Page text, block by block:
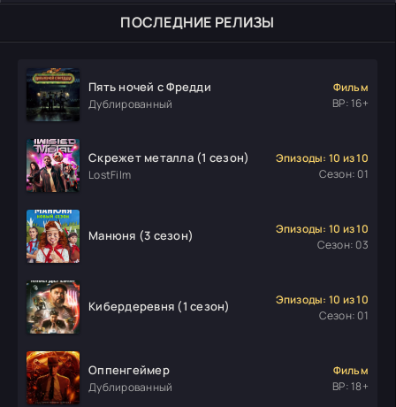
ПОСЛЕДНИЕ РЕЛИЗЫ
Пять ночей с Фредди
Дублированный
Фильм
ВР: 16+
Скрежет металла (1 сезон)
LostFilm
Эпизоды: 10 из 10
Сезон: 01
Манюня (3 сезон)
Эпизоды: 10 из 10
Сезон: 03
Кибердеревня (1 сезон)
Эпизоды: 10 из 10
Сезон: 01
Оппенгеймер
Дублированный
Фильм
ВР: 18+